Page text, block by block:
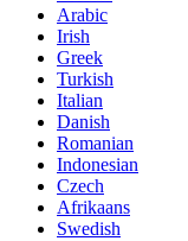
Arabic
Irish
Greek
Turkish
Italian
Danish
Romanian
Indonesian
Czech
Afrikaans
Swedish